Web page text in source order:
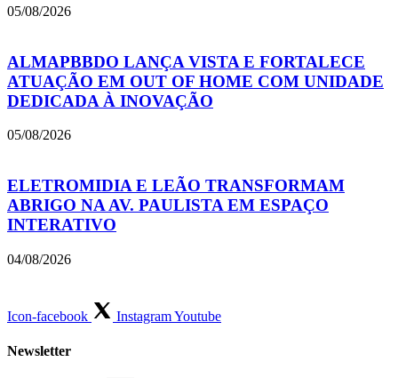
05/08/2026
ALMAPBBDO LANÇA VISTA E FORTALECE
ATUAÇÃO EM OUT OF HOME COM UNIDADE
DEDICADA À INOVAÇÃO
05/08/2026
ELETROMIDIA E LEÃO TRANSFORMAM
ABRIGO NA AV. PAULISTA EM ESPAÇO
INTERATIVO
04/08/2026
Icon-facebook InstagramYoutube
Newsletter